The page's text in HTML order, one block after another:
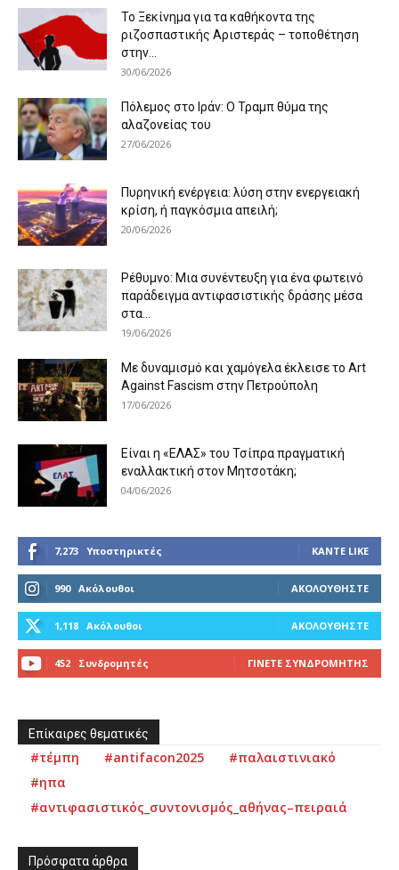
Το Ξεκίνημα για τα καθήκοντα της
ριζοσπαστικής Αριστεράς – τοποθέτηση
στην...
30/06/2026
Πόλεμος στο Ιράν: Ο Τραμπ θύμα της
αλαζονείας του
27/06/2026
Πυρηνική ενέργεια: λύση στην ενεργειακή
κρίση, ή παγκόσμια απειλή;
20/06/2026
Ρέθυμνο: Μια συνέντευξη για ένα φωτεινό
παράδειγμα αντιφασιστικής δράσης μέσα
στα...
19/06/2026
Με δυναμισμό και χαμόγελα έκλεισε το Art
Against Fascism στην Πετρούπολη
17/06/2026
Είναι η «ΕΛΑΣ» του Τσίπρα πραγματική
εναλλακτική στον Μητσοτάκη;
04/06/2026
7,273 Υποστηρικτές ΚΆΝΤΕ LIKE
990 Ακόλουθοι ΑΚΟΛΟΥΘΉΣΤΕ
1,118 Ακόλουθοι ΑΚΟΛΟΥΘΉΣΤΕ
452 Συνδρομητές ΓΊΝΕΤΕ ΣΥΝΔΡΟΜΗΤΉΣ
Επίκαιρες θεματικές
#τέμπη #antifacon2025
#παλαιστινιακό
#ηπα
#αντιφασιστικός_συντονισμός_αθήνας–πειραιά
Πρόσφατα άρθρα